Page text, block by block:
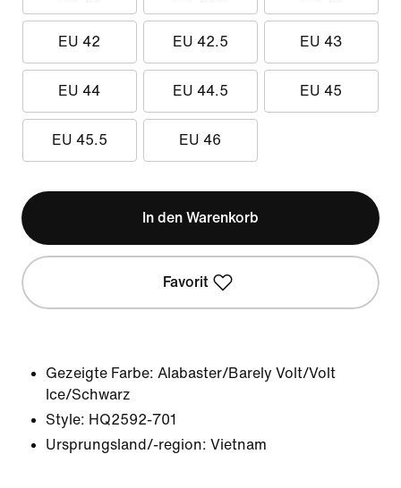
EU 42 EU 42.5 EU 43
EU 44 EU 44.5 EU 45
EU 45.5 EU 46
In den Warenkorb
Favorit
Gezeigte Farbe: Alabaster/Barely Volt/Volt
Ice/Schwarz
Style: HQ2592-701
Ursprungsland/-region: Vietnam